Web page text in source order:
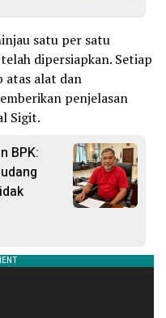
satu per satu
dipersiapkan. Setiap
atas alat dan
penjelasan
Sigit.
BPK: